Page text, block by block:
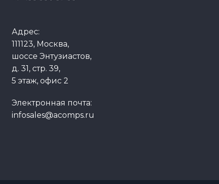
Адрес:
111123, Москва,
шоссе Энтузиастов,
д. 31, стр. 39,
5 этаж, офис 2
Электронная почта:
infosales@acomps.ru